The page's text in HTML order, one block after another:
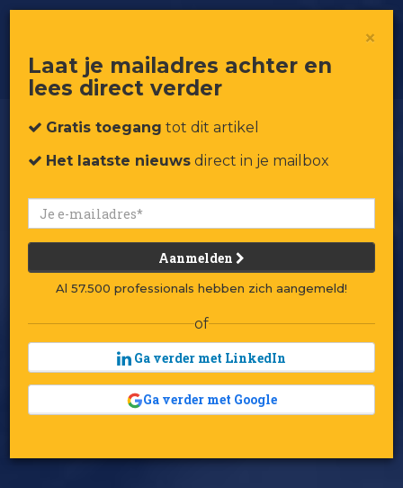
×
Laat je mailadres achter en
lees direct verder
Gratis toegang tot dit artikel
Het laatste nieuws direct in je mailbox
Aanmelden
Al 57.500 professionals hebben zich aangemeld!
of
Ga verder met LinkedIn
Ga verder met Google